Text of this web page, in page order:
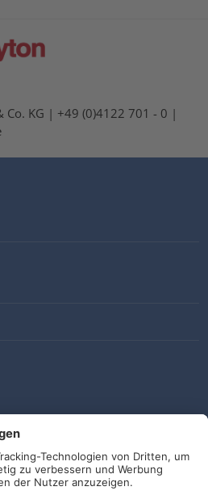
Co. KG | +49 (0)4122 701 - 0 |